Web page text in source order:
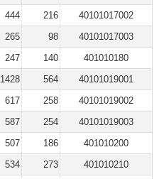
444 216
40101017002
265 98
40101017003
247 140
401010180
1428 564
40101019001
617 258
40101019002
587 254
40101019003
507 186
401010200
534 273
401010210